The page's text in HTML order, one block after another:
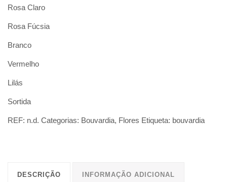
Rosa Claro
Rosa Fúcsia
Branco
Vermelho
Lilás
Sortida
REF: n.d. Categorias: Bouvardia, Flores Etiqueta: bouvardia
DESCRIÇÃO INFORMAÇÃO ADICIONAL